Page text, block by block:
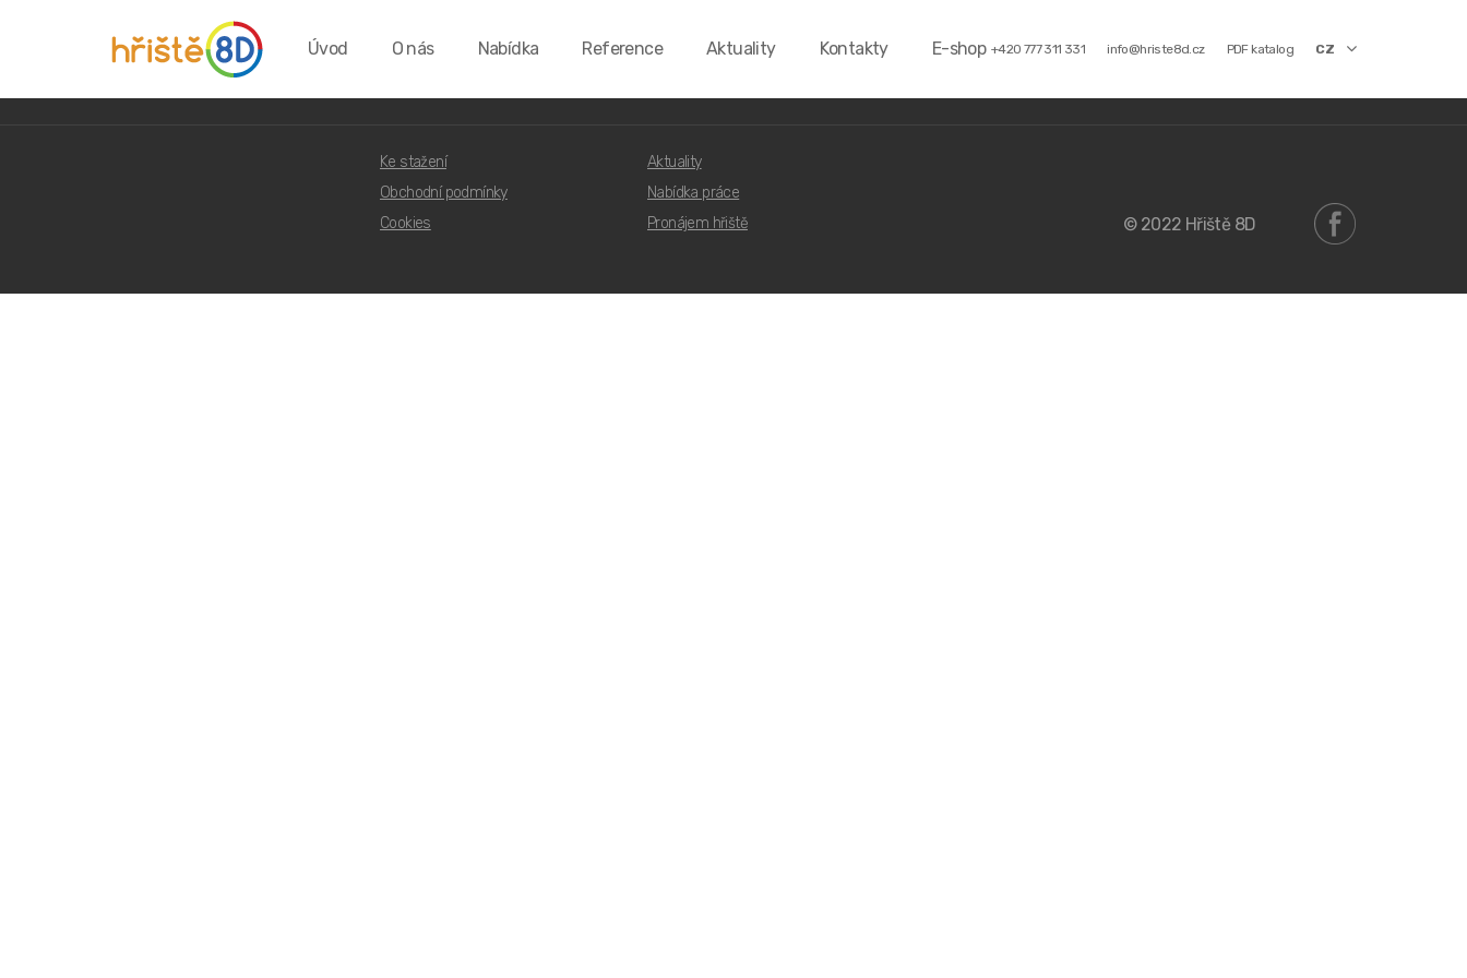
Úvod O nás Nabídka Reference Aktuality Kontakty E-shop +420 777 311 331 info@hriste8d.cz PDF katalog CZ
Rybkova 948/23, 602 00 Brno info@hriste8d.cz +420 777 311 331 Často kladené dotazy
Ke stažení
Obchodní podmínky
Cookies
Aktuality
Nabídka práce
Pronájem hřiště
© 2022 Hřiště 8D